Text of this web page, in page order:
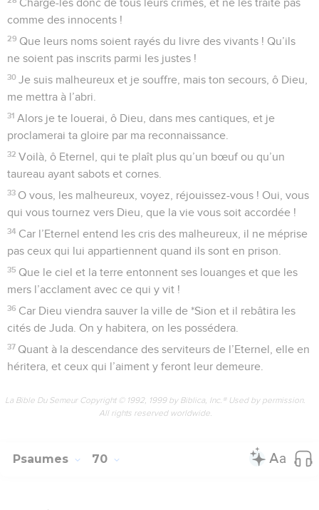
Charge-les donc de tous leurs crimes, et ne les traite pas
comme des innocents !
29 Que leurs noms soient rayés du livre des vivants ! Qu’ils
ne soient pas inscrits parmi les justes !
30 Je suis malheureux et je souffre, mais ton secours, ô Dieu,
me mettra à l’abri.
31 Alors je te louerai, ô Dieu, dans mes cantiques, et je
proclamerai ta gloire par ma reconnaissance.
32 Voilà, ô Eternel, qui te plaît plus qu’un bœuf ou qu’un
taureau ayant sabots et cornes.
33 O vous, les malheureux, voyez, réjouissez-vous ! Oui, vous
qui vous tournez vers Dieu, que la vie vous soit accordée !
34 Car l’Eternel entend les cris des malheureux, il ne méprise
pas ceux qui lui appartiennent quand ils sont en prison.
35 Que le ciel et la terre entonnent ses louanges et que les
mers l’acclament avec ce qui y vit !
36 Car Dieu viendra sauver la ville de *Sion et il rebâtira les
cités de Juda. On y habitera, on les possédera.
37 Quant à la descendance des serviteurs de l’Eternel, elle en
héritera, et ceux qui l’aiment y feront leur demeure.
La Bible Du Semeur Copyright © 1992, 1999 by Biblica, Inc.® Used by permission.
All rights reserved worldwide.
Psaumes 70